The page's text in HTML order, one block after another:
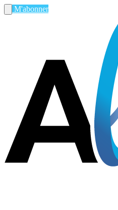
M'abonner